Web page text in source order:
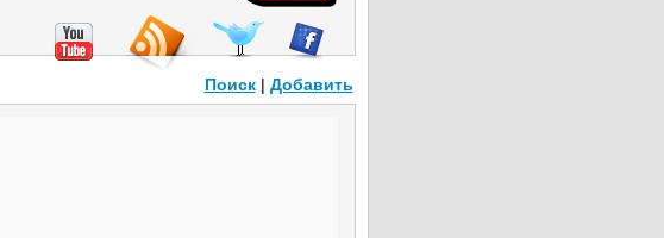
Добавить
Поиск|